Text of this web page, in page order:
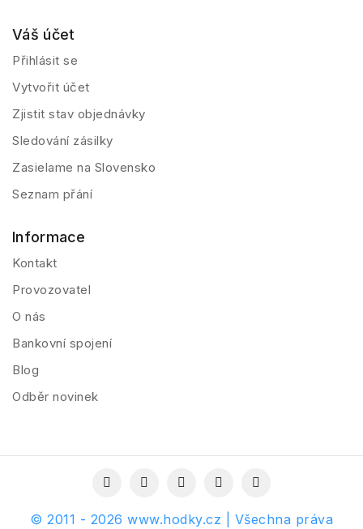
Váš účet
Přihlásit se
Vytvořit účet
Zjistit stav objednávky
Sledování zásilky
Zasielame na Slovensko
Seznam přání
Informace
Kontakt
Provozovatel
O nás
Bankovní spojení
Blog
Odběr novinek
© 2011 - 2026 www.hodky.cz | Všechna práva